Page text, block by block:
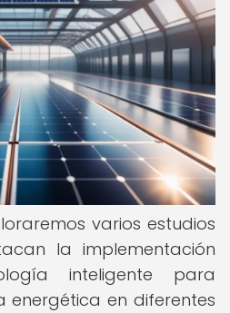
varios estudios
la implementación
inteligente para
energética en diferentes